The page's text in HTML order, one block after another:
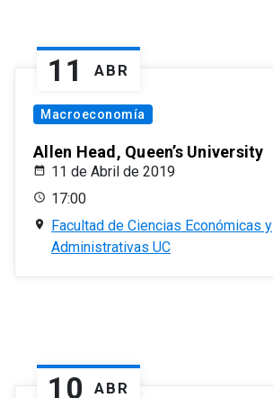
11 ABR
Macroeconomía
Allen Head, Queen’s University
11 de Abril de 2019
17:00
Facultad de Ciencias Económicas y
Administrativas UC
10 ABR